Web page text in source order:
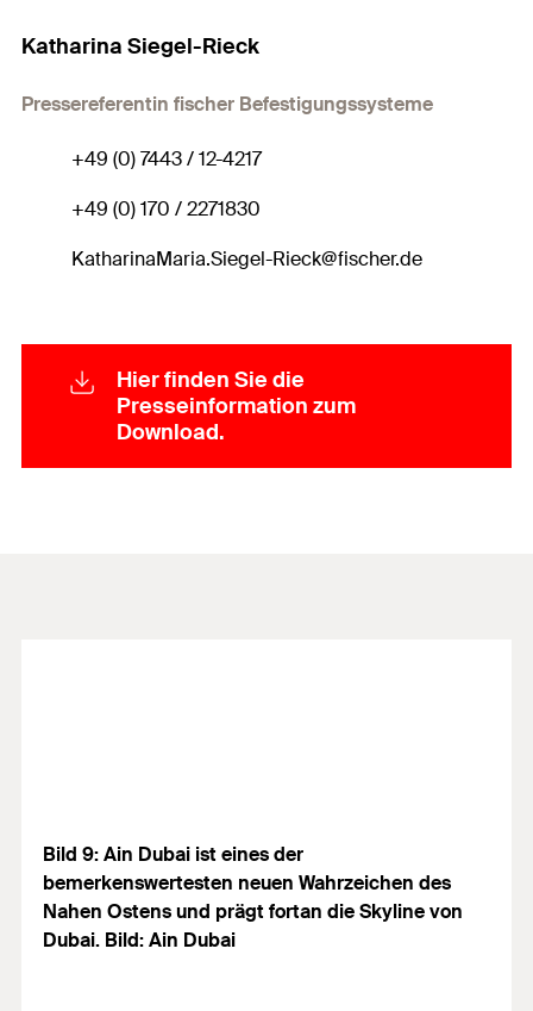
Katharina Siegel-Rieck
Pressereferentin fischer Befestigungssysteme
+49 (0) 7443 / 12-4217
+49 (0) 170 / 2271830
KatharinaMaria.Siegel-Rieck@fischer.de
Hier finden Sie die
Presseinformation zum
Download.
Bild 9: Ain Dubai ist eines der
bemerkenswertesten neuen Wahrzeichen des
Nahen Ostens und prägt fortan die Skyline von
Dubai. Bild: Ain Dubai